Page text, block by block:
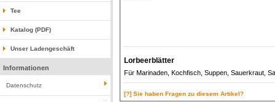
Tee
Katalog (PDF)
Unser Ladengeschäft
Informationen
Datenschutz
Lorbeerblätter
Für Marinaden, Kochfisch, Suppen, Sauerkraut,
[?] Sie haben Fragen zu diesem Artikel?